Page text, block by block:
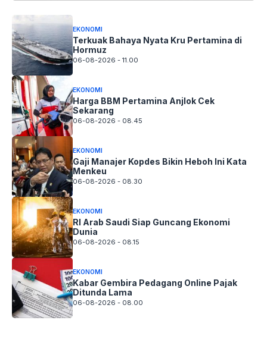
EKONOMI
Terkuak Bahaya Nyata Kru Pertamina di
Hormuz
06-08-2026 - 11.00
EKONOMI
Harga BBM Pertamina Anjlok Cek
Sekarang
06-08-2026 - 08.45
EKONOMI
Gaji Manajer Kopdes Bikin Heboh Ini Kata
Menkeu
06-08-2026 - 08.30
EKONOMI
RI Arab Saudi Siap Guncang Ekonomi
Dunia
06-08-2026 - 08.15
EKONOMI
Kabar Gembira Pedagang Online Pajak
Ditunda Lama
06-08-2026 - 08.00